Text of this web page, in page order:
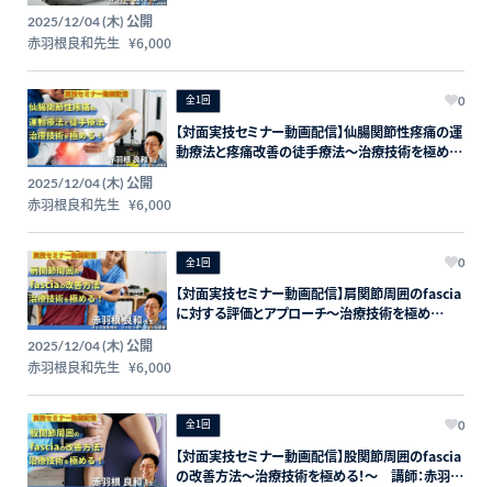
2025/12/04 (木) 公開
⾚⽻根良和先⽣ ¥6,000
全1回 0
【対面実技セミナー動画配信】仙腸関節性疼痛の運
動療法と疼痛改善の徒手療法〜治療技術を極め
2025/12/04 (木) 公開
⾚⽻根良和先⽣ ¥6,000
全1回 0
【対面実技セミナー動画配信】肩関節周囲のfascia
に対する評価とアプローチ〜治療技術を極め
2025/12/04 (木) 公開
⾚⽻根良和先⽣ ¥6,000
全1回 0
【対面実技セミナー動画配信】股関節周囲のfascia
の改善方法〜治療技術を極める！〜 講師：赤羽根